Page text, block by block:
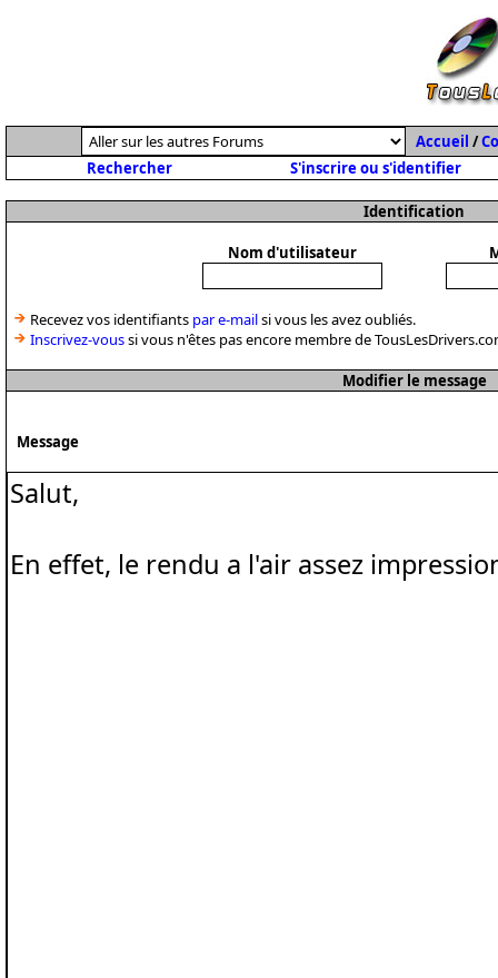
Accueil /
Rechercher
S'inscrire ou s'identifier
Identification
Nom d'utilisateur
Recevez vos identifiants par e-mailsi vous les avez oubliés.
Inscrivez-voussi vous n'êtes pas encore membre de
Modifier le message
Message